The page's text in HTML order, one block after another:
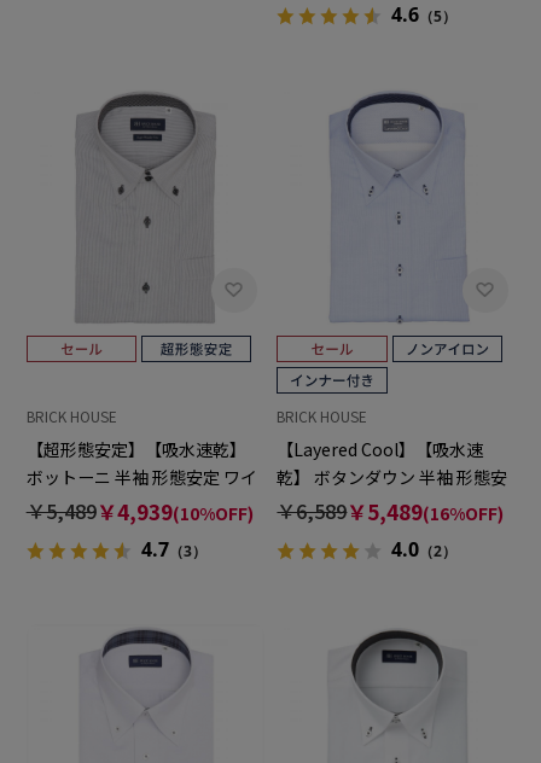
4.6 （5）
BRICK HOUSE
【超形態安定】【吸水速乾】
ボットーニ 半袖 形態安定 ワイ
シャツ
￥5,489￥4,939(10%OFF)
4.7（3）
BRICK HOUSE
【Layered Cool】【吸水速
乾】 ボタンダウン 半袖 形態安
定 ワイシャツ
￥6,589￥5,489(16%OFF)
4.0 （2）